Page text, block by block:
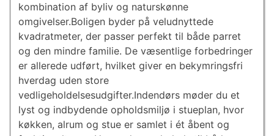
kombination af byliv og naturskønne
omgivelser.Boligen byder på veludnyttede
kvadratmeter, der passer perfekt til både parret
og den mindre familie. De væsentlige forbedringer
er allerede udført, hvilket giver en bekymringsfri
hverdag uden store
vedligeholdelsesudgifter.Indendørs møder du et
lyst og indbydende opholdsmiljø i stueplan, hvor
køkken, alrum og stue er samlet i ét åbent og